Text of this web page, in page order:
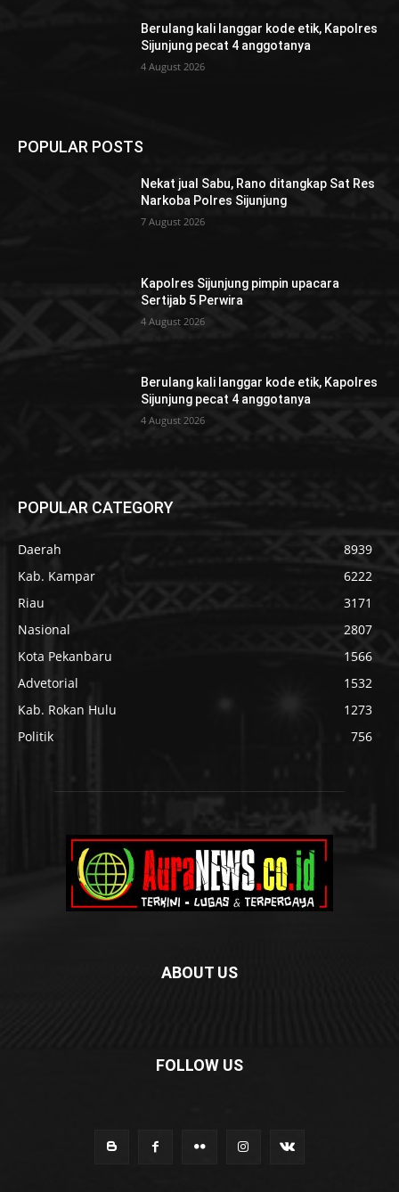
Berulang kali langgar kode etik, Kapolres
Sijunjung pecat 4 anggotanya
4 August 2026
POPULAR POSTS
Nekat jual Sabu, Rano ditangkap Sat Res
Narkoba Polres Sijunjung
7 August 2026
Kapolres Sijunjung pimpin upacara
Sertijab 5 Perwira
4 August 2026
Berulang kali langgar kode etik, Kapolres
Sijunjung pecat 4 anggotanya
4 August 2026
POPULAR CATEGORY
Daerah
8939
Kab. Kampar
6222
Riau
3171
Nasional
2807
Kota Pekanbaru
1566
Advetorial
1532
Kab. Rokan Hulu
1273
Politik
756
ABOUT US
FOLLOW US